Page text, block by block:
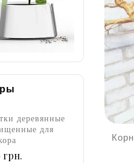
деревянные
для
грн.